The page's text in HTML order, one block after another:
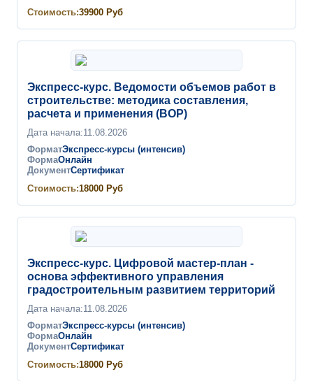
Стоимость:39900 Руб
Экспресс-курс. Ведомости объемов работ в
строительстве: методика составления,
расчета и применения (ВОР)
Дата начала:11.08.2026
ФорматЭкспресс-курсы (интенсив)
ФормаОнлайн
ДокументСертификат
Стоимость:18000 Руб
Экспресс-курс. Цифровой мастер-план -
основа эффективного управления
градостроительным развитием территорий
Дата начала:11.08.2026
ФорматЭкспресс-курсы (интенсив)
ФормаОнлайн
ДокументСертификат
Стоимость:18000 Руб